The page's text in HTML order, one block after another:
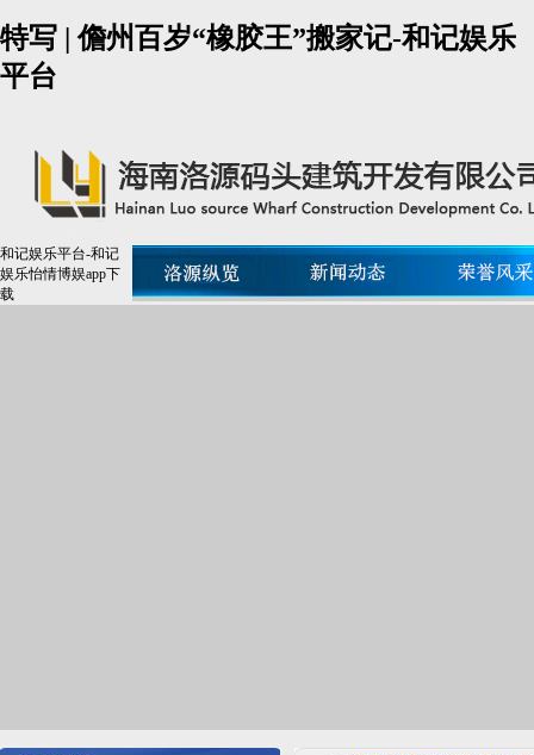
特写 | 儋州百岁“橡胶王”搬家记-和记娱乐
平台
和记娱乐平台-和记
娱乐怡情博娱app下
载